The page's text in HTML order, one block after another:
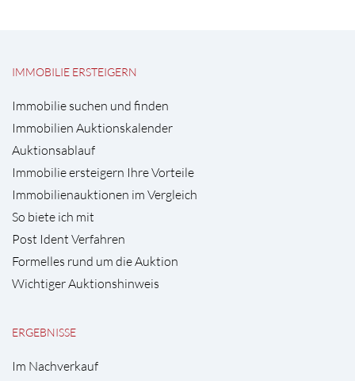
IMMOBILIE ERSTEIGERN
Immobilie suchen und finden
Immobilien Auktionskalender
Auktionsablauf
Immobilie ersteigern Ihre Vorteile
Immobilienauktionen im Vergleich
So biete ich mit
Post Ident Verfahren
Formelles rund um die Auktion
Wichtiger Auktionshinweis
ERGEBNISSE
Im Nachverkauf